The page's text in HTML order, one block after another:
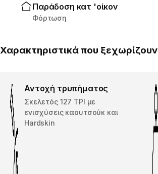
Παράδοση κατ 'οίκον
Φόρτωση
Χαρακτηριστικά που ξεχωρίζουν
Αντοχή τρυπήματος
Σκελετός 127 TPI με
ενισχύσεις καουτσούκ και
Hardskin